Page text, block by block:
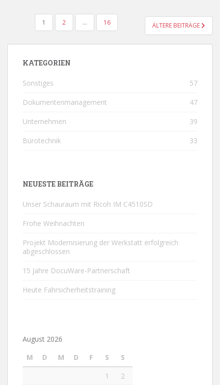
SEITENNUMMERIERUNG
BEITRÄGE
1 2 … 16 ÄLTERE BEITRÄGE
KATEGORIEN
Sonstiges 57
Dokumentenmanagement 47
Unternehmen 39
Bürotechnik 33
NEUESTE BEITRÄGE
Unser Schauraum mit Ricoh IM C4510SD
Frohe Weihnachten
Projekt Modernisierung der Werkstatt erfolgreich
abgeschlossen
15 Jahre DocuWare-Partnerschaft
Heute Fahrsicherheitstraining
August 2026
M
D M D F S
S
1
2